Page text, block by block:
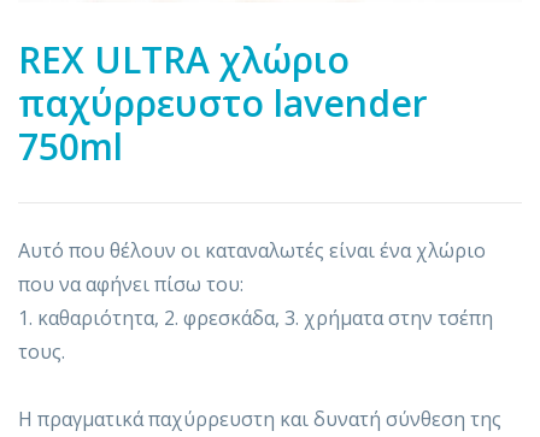
REX ULTRA χλώριο
παχύρρευστο lavender
750ml
Αυτό που θέλουν οι καταναλωτές είναι ένα χλώριο
που να αφήνει πίσω του:
1. καθαριότητα, 2. φρεσκάδα, 3. χρήματα στην τσέπη
τους.
Η πραγματικά παχύρρευστη και δυνατή σύνθεση της